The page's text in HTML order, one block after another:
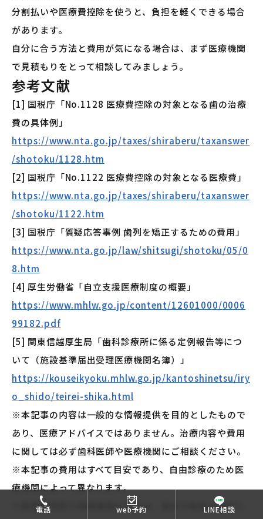
電話 web予約 LINE相談
分割払いや医療費控除を使うと、負担を軽くできる場合
があります。
自分に合う方法と費用が気になる場合は、まず医療機関
で見積もりをとって相談してみましょう。
参考文献
[1] 国税庁「No.1128 医療費控除の対象となる歯の治療
費の具体例」
https://www.nta.go.jp/taxes/shiraberu/taxanswer
/shotoku/1128.htm
[2] 国税庁「No.1122 医療費控除の対象となる医療費」
https://www.nta.go.jp/taxes/shiraberu/taxanswer
/shotoku/1122.htm
[3] 国税庁「質疑応答事例 歯列を矯正するための費用」
https://www.nta.go.jp/law/shitsugi/shotoku/05/0
8.htm
[4] 厚生労働省「自立支援医療制度の概要」
https://www.mhlw.go.jp/content/12601000/0006
99182.pdf
[5] 関東信越厚生局「歯科診療所に係る定例報告等につ
いて（施設基準届出受理医療機関名簿）」
https://kouseikyoku.mhlw.go.jp/kantoshinetsu/iry
o_shido/teirei-shika.html
※本記事の内容は一般的な情報提供を目的としたもので
あり、医療アドバイスではありません。治療内容や費用
に関しては必ず歯科医師や医療機関にご相談ください。
※本記事の費用はすべて目安であり、自由診療のため医
療機関によって異なります。
※医療費控除や保険適用の可否は、症状や制度の改定に